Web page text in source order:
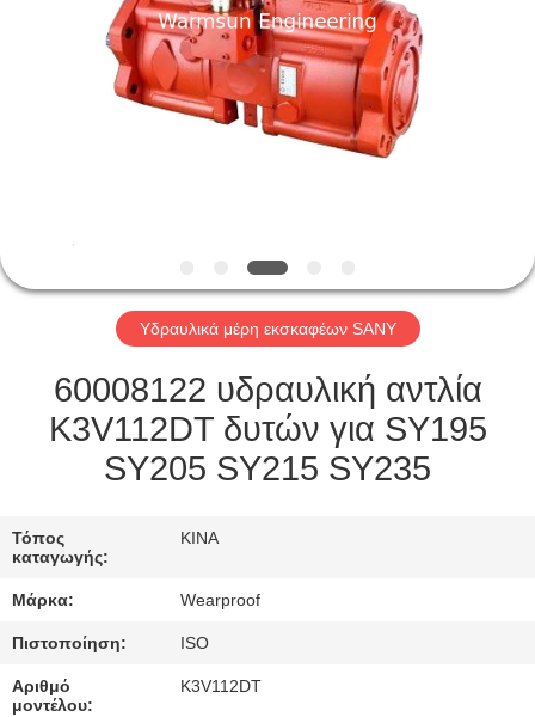
ΓΎΡΟΣ
ΕΡΓΟΣΤΑΣΊΩΝ
ΜΑΣ
ΕΛΆΤΕ
ΕΠΑΦΉ
ΑΠΌΣΠΑΣΜΑ
SITEMAP
Υδραυλικά μέρη εκσκαφέων SANY
60008122 υδραυλική αντλία
K3V112DT δυτών για SY195
SY205 SY215 SY235
Τόπος
καταγωγής:
ΚΙΝΑ
Μάρκα: Wearproof
Πιστοποίηση: ISO
Αριθμό
μοντέλου:
K3V112DT